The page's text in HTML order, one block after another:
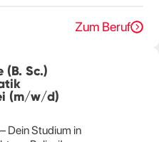
Zum Beruf
Sc.)
(m/w/d)
Dein Studium in